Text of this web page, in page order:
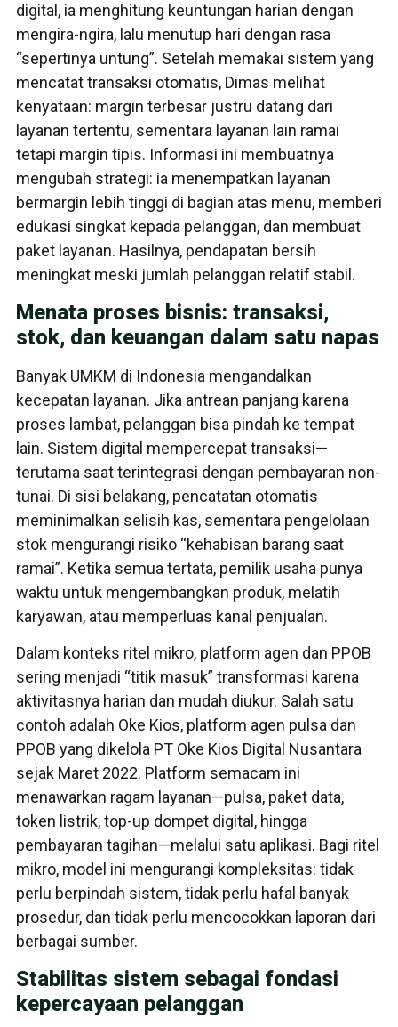
digital, ia menghitung keuntungan harian dengan
mengira-ngira, lalu menutup hari dengan rasa
“sepertinya untung”. Setelah memakai sistem yang
mencatat transaksi otomatis, Dimas melihat
kenyataan: margin terbesar justru datang dari
layanan tertentu, sementara layanan lain ramai
tetapi margin tipis. Informasi ini membuatnya
mengubah strategi: ia menempatkan layanan
bermargin lebih tinggi di bagian atas menu, memberi
edukasi singkat kepada pelanggan, dan membuat
paket layanan. Hasilnya, pendapatan bersih
meningkat meski jumlah pelanggan relatif stabil.
Menata proses bisnis: transaksi,
stok, dan keuangan dalam satu napas
Banyak UMKM di Indonesia mengandalkan
kecepatan layanan. Jika antrean panjang karena
proses lambat, pelanggan bisa pindah ke tempat
lain. Sistem digital mempercepat transaksi—
terutama saat terintegrasi dengan pembayaran non-
tunai. Di sisi belakang, pencatatan otomatis
meminimalkan selisih kas, sementara pengelolaan
stok mengurangi risiko “kehabisan barang saat
ramai”. Ketika semua tertata, pemilik usaha punya
waktu untuk mengembangkan produk, melatih
karyawan, atau memperluas kanal penjualan.
Dalam konteks ritel mikro, platform agen dan PPOB
sering menjadi “titik masuk” transformasi karena
aktivitasnya harian dan mudah diukur. Salah satu
contoh adalah Oke Kios, platform agen pulsa dan
PPOB yang dikelola PT Oke Kios Digital Nusantara
sejak Maret 2022. Platform semacam ini
menawarkan ragam layanan—pulsa, paket data,
token listrik, top-up dompet digital, hingga
pembayaran tagihan—melalui satu aplikasi. Bagi ritel
mikro, model ini mengurangi kompleksitas: tidak
perlu berpindah sistem, tidak perlu hafal banyak
prosedur, dan tidak perlu mencocokkan laporan dari
berbagai sumber.
Stabilitas sistem sebagai fondasi
kepercayaan pelanggan